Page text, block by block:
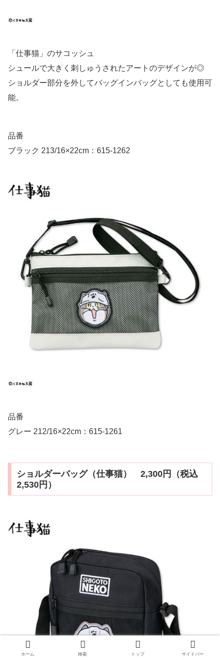
「仕事猫」のサコッシュ
シュールで大きく刺しゅうされたアートのデザインが◎
ショルダー部分を外してバッグインバッグとしても使用可
能。
品番
ブラック 213/16×22cm：615-1262
品番
グレー 212/16×22cm：615-1261
ショルダーバッグ（仕事猫） 2,300円（税込
2,530円）
ホーム 検索 トップ サイドバー